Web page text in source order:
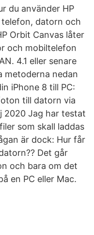
du använder HP
datorn och
Orbit Canvas låter
och mobiltelefon
4.1 eller senare
metoderna nedan
iPhone 8 till PC:
till datorn via
2020 Jag har testat
som skall laddas
är dock: Hur får
Det går
och bara om det
en PC eller Mac.